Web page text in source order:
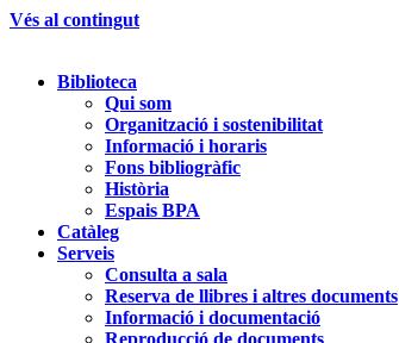
Vés al contingut
Biblioteca
Qui som
Organització i sostenibilitat
Informació i horaris
Fons bibliogràfic
Història
Espais BPA
Catàleg
Serveis
Consulta a sala
Reserva de llibres i altres documents
Informació i documentació
Reproducció de documents